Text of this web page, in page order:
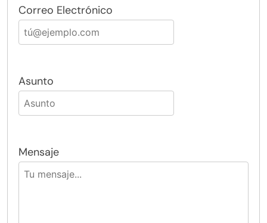
Correo Electrónico
Asunto
Mensaje